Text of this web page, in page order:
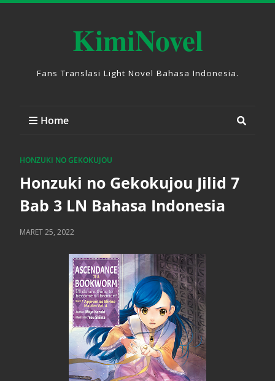
KimiNovel
Fans Translasi Light Novel Bahasa Indonesia.
Home
HONZUKI NO GEKOKUJOU
Honzuki no Gekokujou Jilid 7
Bab 3 LN Bahasa Indonesia
MARET 25, 2022